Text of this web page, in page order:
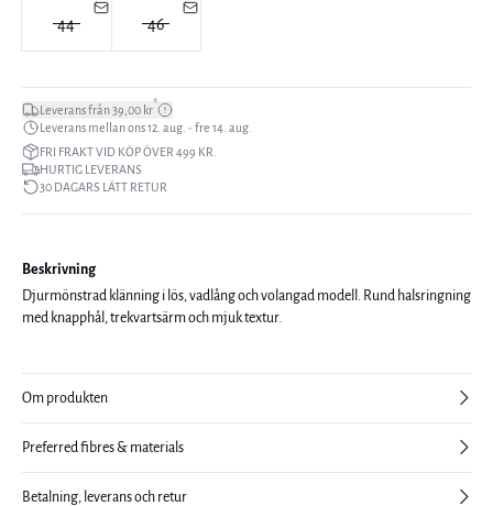
44 46
Leverans från 39,00 kr*
Leverans mellan ons 12. aug. - fre 14. aug.
FRI FRAKT VID KÖP ÖVER 499 KR.
HURTIG LEVERANS
30 DAGARS LÄTT RETUR
Beskrivning
Djurmönstrad klänning i lös, vadlång och volangad modell. Rund halsringning
med knapphål, trekvartsärm och mjuk textur.
Om produkten
Preferred fibres & materials
Betalning, leverans och retur